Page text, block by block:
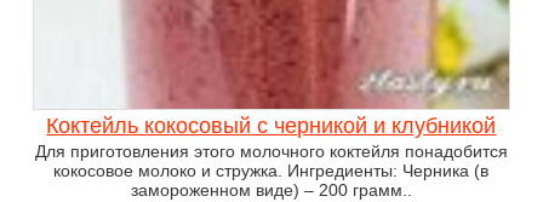
Коктейль кокосовый с черникой и клубникой
Для приготовления этого молочного коктейля понадобится
кокосовое молоко и стружка. Ингредиенты: Черника (в
замороженном виде) – 200 грамм..